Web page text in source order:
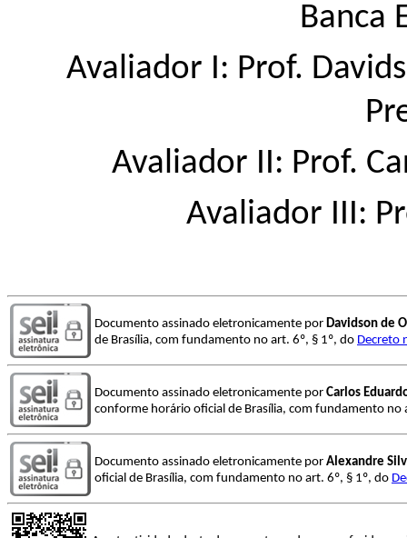
Banca
Avaliador I: Prof.
Avaliador II: Prof.
Avaliador III:
Documento assinado eletronicamente por Davidson de
de Brasília, com fundamento no art. 6º, § 1º, do Decreto
Documento assinado eletronicamente por Carlos
conforme horário oficial de Brasília, com fundamento no
Documento assinado eletronicamente por Alexandre
oficial de Brasília, com fundamento no art. 6º, § 1º, do